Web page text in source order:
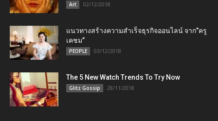
Art 02/12/2018
แนวทางสร้างความสำเร็จธุรกิจออนไลน์ จาก”ครู
เคชม”
PEOPLE 03/12/2018
The 5 New Watch Trends To Try Now
Glitz Gossip 28/11/2018